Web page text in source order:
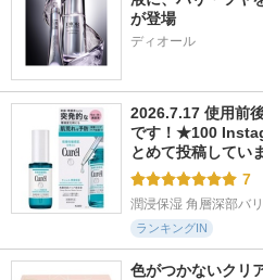
が登場
ディオール
2026.7.17 使用前
です！★100
とめて投稿してい
7
潤浸保湿 角層深部バ
ランキングIN
色がつかないクリ